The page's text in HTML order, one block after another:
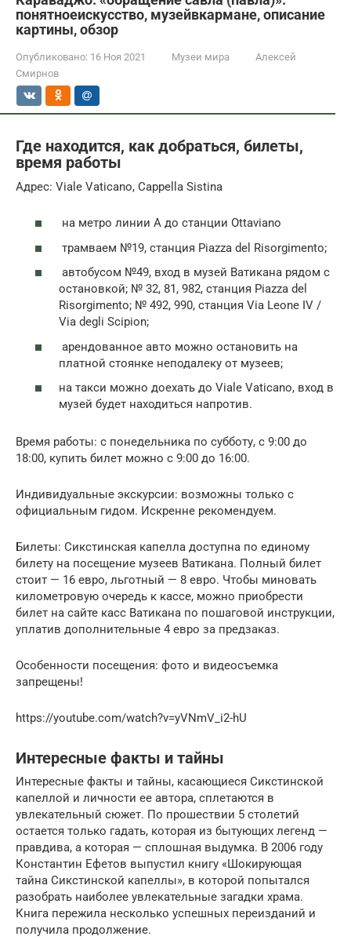
понятноеискусство, музейвкармане, описание
картины, обзор
Опубликовано: 16 Ноя 2021 Музеи мира
Алексей
Смирнов
Где находится, как добраться, билеты,
время работы
Адрес: Viale Vaticano, Cappella Sistina
на метро линии А до станции Ottaviano
трамваем №19, станция Piazza del Risorgimento;
автобусом №49, вход в музей Ватикана рядом с
остановкой; № 32, 81, 982, станция Piazza del
Risorgimento; № 492, 990, станция Via Leone IV /
Via degli Scipion;
арендованное авто можно остановить на
платной стоянке неподалеку от музеев;
на такси можно доехать до Viale Vaticano, вход в
музей будет находиться напротив.
Время работы: с понедельника по субботу, с 9:00 до
18:00, купить билет можно с 9:00 до 16:00.
Индивидуальные экскурсии: возможны только с
официальным гидом. Искренне рекомендуем.
Билеты: Сикстинская капелла доступна по единому
билету на посещение музеев Ватикана. Полный билет
стоит — 16 евро, льготный — 8 евро. Чтобы миновать
километровую очередь к кассе, можно приобрести
билет на сайте касс Ватикана по пошаговой инструкции,
уплатив дополнительные 4 евро за предзаказ.
Особенности посещения: фото и видеосъемка
запрещены!
https://youtube.com/watch?v=yVNmV_i2-hU
Интересные факты и тайны
Интересные факты и тайны, касающиеся Сикстинской
капеллой и личности ее автора, сплетаются в
увлекательный сюжет. По прошествии 5 столетий
остается только гадать, которая из бытующих легенд —
правдива, а которая — сплошная выдумка. В 2006 году
Константин Ефетов выпустил книгу «Шокирующая
тайна Сикстинской капеллы», в которой попытался
разобрать наиболее увлекательные загадки храма.
Книга пережила несколько успешных переизданий и
получила продолжение.